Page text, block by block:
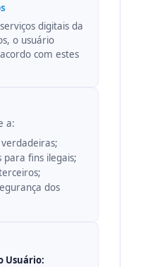
digitais da
o usuário
com estes
a:
para fins ilegais;
dos
Usuário: